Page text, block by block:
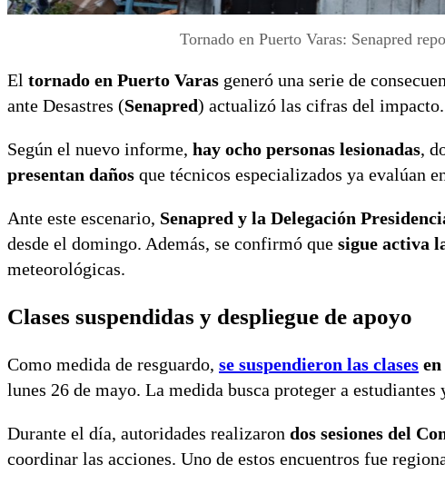
Tornado en Puerto Varas: Senapred
El tornado en Puerto Varas generó una serie de
ante Desastres (Senapred) actualizó las cifras del impacto.
Según el nuevo informe, hay ocho personas lesionadas,
presentan daños que técnicos especializados ya evalúan
Ante este escenario, Senapred y la Delegación
desde el domingo. Además, se confirmó que sigue activa
meteorológicas.
Clases suspendidas y despliegue de apoyo
Como medida de resguardo, se suspendieron las clases
lunes 26 de mayo. La medida busca proteger a
Durante el día, autoridades realizaron dos sesiones del
coordinar las acciones. Uno de estos encuentros fue